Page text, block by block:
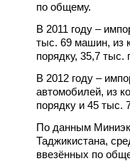
по общему.
В 2011 году –
тыс. 69 машин, из
порядку, 35,7
В 2012 году –
автомобилей, из
порядку и 45 тыс.
По данным
Таджикистана,
ввезённых по